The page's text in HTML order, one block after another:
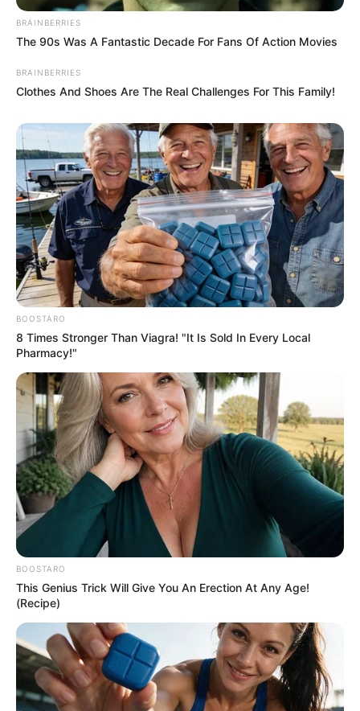
BRAINBERRIES
The 90s Was A Fantastic Decade For Fans Of Action Movies
BRAINBERRIES
Clothes And Shoes Are The Real Challenges For This Family!
BOOSTARO
8 Times Stronger Than Viagra! "It Is Sold In Every Local
Pharmacy!"
BOOSTARO
This Genius Trick Will Give You An Erection At Any Age!
(Recipe)